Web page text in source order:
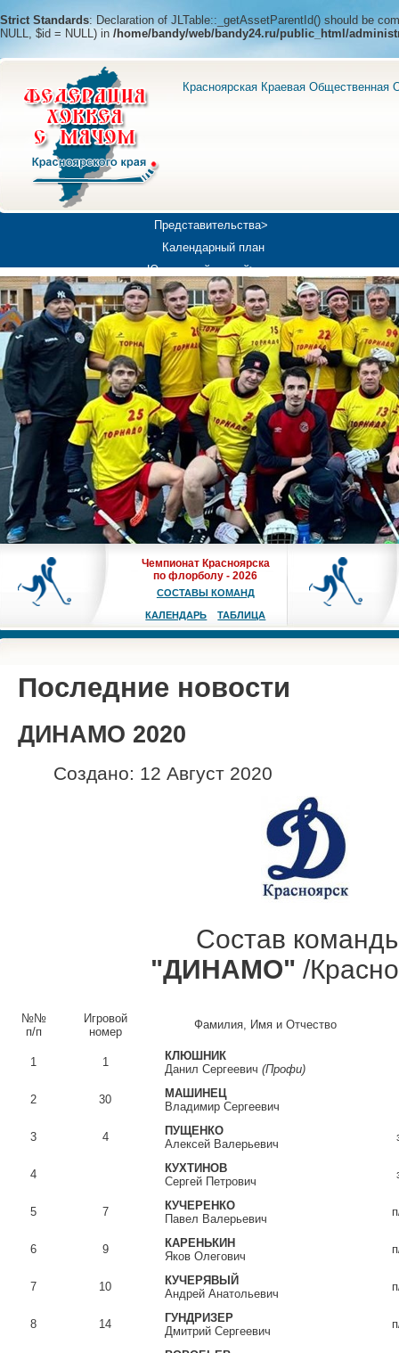
Strict Standards: Declaration of JLTable::_getAssetParentId() should be
NULL, $id = NULL) in /home/bandy/web/bandy24.ru/public_html/
Красноярская Краевая Общественная
Представительства>
Календарный план
Юношеский хоккей>
Универсиада-2019
Медиа>
Чемпионат Красноярска
по флорболу - 2026
СОСТАВЫ КОМАНД
КАЛЕНДАРЬ ТАБЛИЦА
Последние новости
ДИНАМО 2020
Создано: 12 Август 2020
Состав
"ДИНАМО" /
№№
п/п
Игровой
номер
Фамилия, Имя и Отчество
1 1
КЛЮШНИК
Данил Сергеевич (Профи)
2 30
МАШИНЕЦ
Владимир Сергеевич
3 4
ПУЩЕНКО
Алексей Валерьевич
4
КУХТИНОВ
Сергей Петрович
5 7
КУЧЕРЕНКО
Павел Валерьевич
6 9
КАРЕНЬКИН
Яков Олегович
7 10
КУЧЕРЯВЫЙ
Андрей Анатольевич
8 14
ГУНДРИЗЕР
Дмитрий Сергеевич